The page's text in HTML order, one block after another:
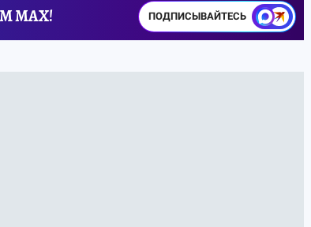
MAX! ПОДПИСЫВАЙТЕСЬ